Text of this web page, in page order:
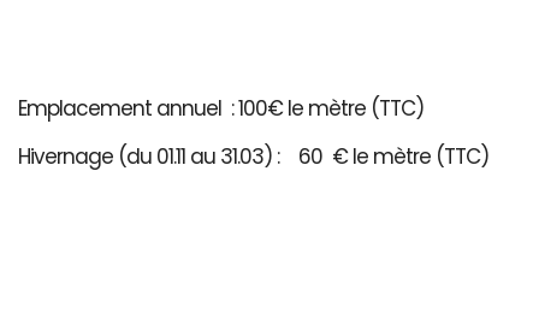
Emplacement annuel : 100€ le mètre (TTC)
Hivernage (du 01.11 au 31.03) : 60 € le mètre (TTC)